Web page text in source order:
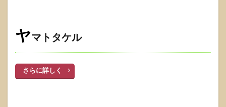
ヤマトタケル
さらに詳しく